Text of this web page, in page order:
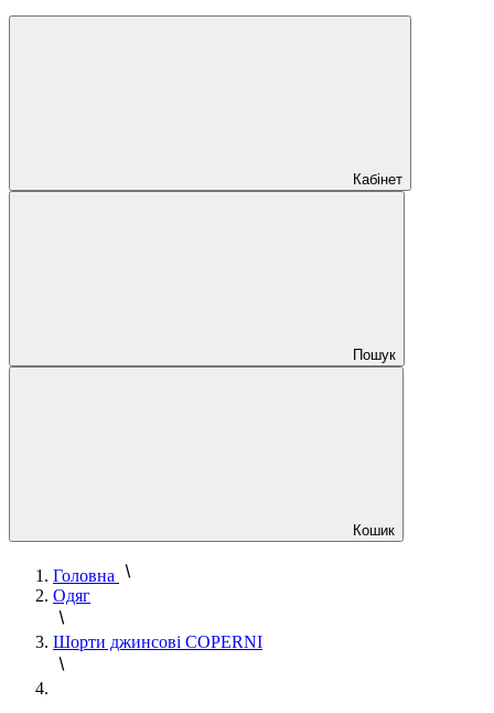
Кабінет
Пошук
Кошик
Головна
Одяг
Шорти джинсові COPERNI